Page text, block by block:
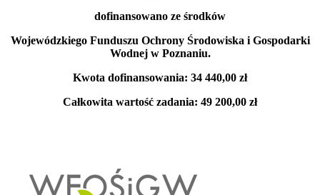
dofinansowano ze środków
Wojewódzkiego Funduszu Ochrony Środowiska i Gospodarki
Wodnej w Poznaniu.
Kwota dofinansowania: 34 440,00 zł
Całkowita wartość zadania: 49 200,00 zł